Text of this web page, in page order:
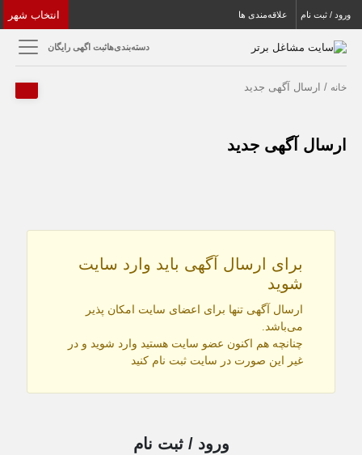
انتخاب شهر ورود / ثبت نام علاقه‌مندی ها
دسته‌بندی‌هاثبت اگهی رایگان
خانه / ارسال‌ آگهی جدید
ارسال‌ آگهی جدید
برای ارسال آگهی باید وارد سایت
شوید
ارسال آگهی تنها برای اعضای سایت امکان پذیر
می‌باشد.
چنانچه هم‌ اکنون عضو سایت هستید وارد شوید و در
غیر این صورت در سایت ثبت نام کنید
ورود / ثبت نام